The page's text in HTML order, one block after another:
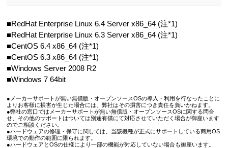
■RedHat Enterprise Linux 6.4 Server x86_64 (注*1)
■RedHat Enterprise Linux 6.3 Server x86_64 (注*1)
■CentOS 6.4 x86_64 (注*1)
■CentOS 6.3 x86_64 (注*1)
■Windows Server 2008 R2
■Windows 7 64bit
●メーカーサポートが無い無償版・オープンソースOSの導入・利用を行なったことに
よりお客様に損害が生じた場合には、弊社はその損害につき責任を負いかねます。
●弊社の窓口ではメーカーサポートが無い無償版・オープンソースOSに関する問合
せ、その他のサポートはついては別途有償にて対応させていただく場合が御座います
のでご相談ください。
●ハードウェアの修理・保守に関しては、当該機種が正式にサポートしている商用OS
環境での動作の範囲に限られます。
●ハードウェアとOSの仕様により一部の機能が対応していない場合も御座います。